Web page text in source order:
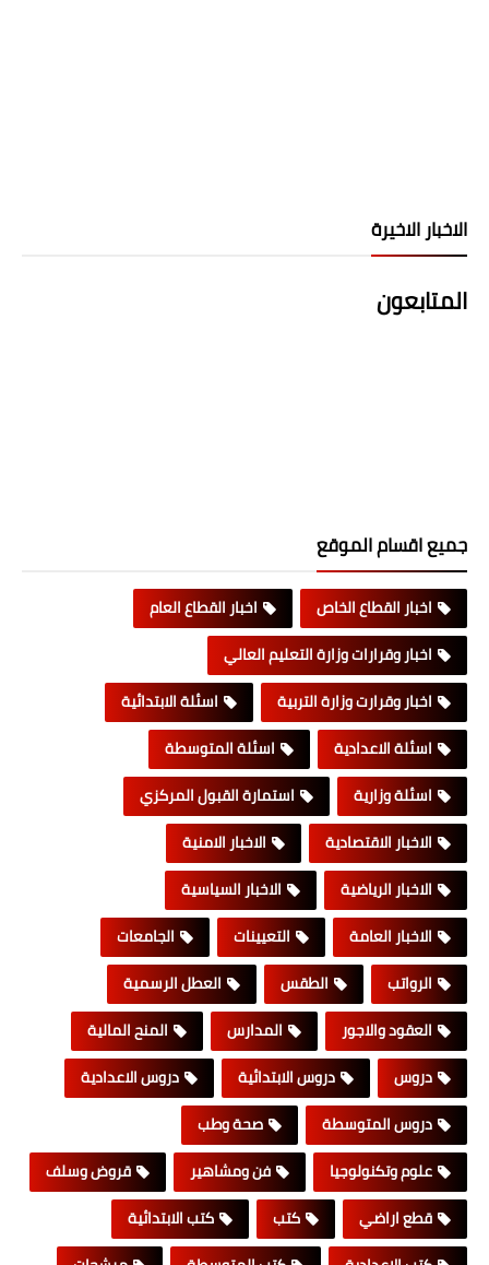
الاخبار الاخيرة
المتابعون
جميع اقسام الموقع
اخبار القطاع الخاص
اخبار القطاع العام
اخبار وقرارات وزارة التعليم العالي
اخبار وقرارت وزارة التربية
اسئلة الابتدائية
اسئلة الاعدادية
اسئلة المتوسطة
اسئلة وزارية
استمارة القبول المركزي
الاخبار الاقتصادية
الاخبار الامنية
الاخبار الرياضية
الاخبار السياسية
الاخبار العامة
التعيينات
الجامعات
الرواتب
الطقس
العطل الرسمية
العقود والاجور
المدارس
المنح المالية
دروس
دروس الابتدائية
دروس الاعدادية
دروس المتوسطة
صحة وطب
علوم وتكنولوجيا
فن ومشاهير
قروض وسلف
قطع اراضي
كتب
كتب الابتدائية